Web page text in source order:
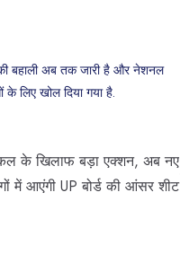
बहाली अब तक जारी है और नेशनल
लिए खोल दिया गया है.
के खिलाफ बड़ा एक्शन, अब नए
में आएंगी UP बोर्ड की आंसर शीट